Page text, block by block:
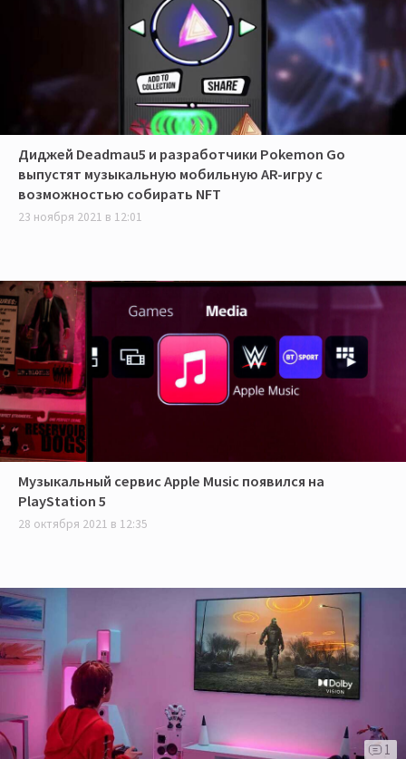
Диджей Deadmau5 и разработчики Pokemon Go
выпустят музыкальную мобильную AR-игру с
возможностью собирать NFT
23 ноября 2021 в 12:01
Музыкальный сервис Apple Music появился на
PlayStation 5
28 октября 2021 в 12:35
1